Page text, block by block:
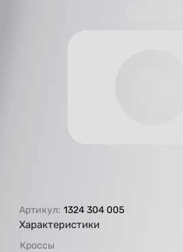
Артикул: 1324 304 005
Характеристики
Кроссы